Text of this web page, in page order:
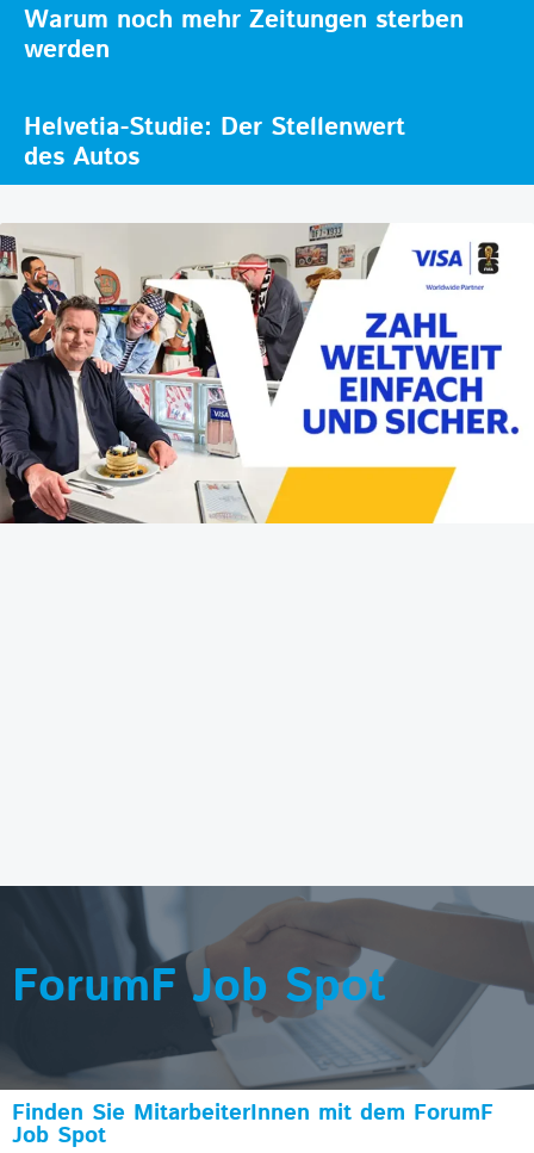
Warum noch mehr Zeitungen sterben
werden
Helvetia-Studie: Der Stellenwert
des Autos
ForumF Job Spot
Finden Sie MitarbeiterInnen mit dem ForumF
Job Spot